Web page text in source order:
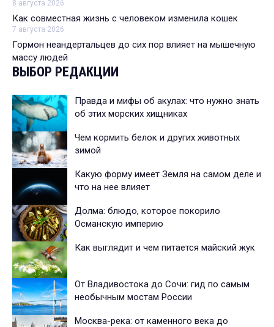
8 августа 2026
Как совместная жизнь с человеком изменила кошек
7 августа 2026
Гормон неандертальцев до сих пор влияет на мышечную
массу людей
ВЫБОР РЕДАКЦИИ
Правда и мифы об акулах: что нужно знать
об этих морских хищниках
Чем кормить белок и других животных
зимой
Какую форму имеет Земля на самом деле и
что на нее влияет
Долма: блюдо, которое покорило
Османскую империю
Как выглядит и чем питается майский жук
От Владивостока до Сочи: гид по самым
необычным мостам России
Москва-река: от каменного века до